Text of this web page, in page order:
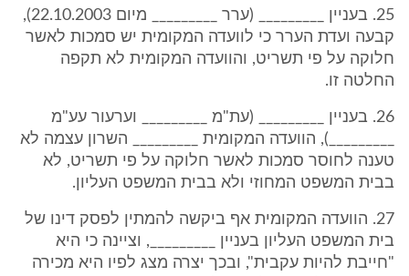
25. בעניין _________ (ערר _________ מיום 22.10.2003),
קבעה ועדת הערר כי לוועדה המקומית יש סמכות לאשר
חלוקה על פי תשריט, והוועדה המקומית לא תקפה
החלטה זו.
26. בעניין _________ (עת"מ _________ וערעור עע"מ
_________), הוועדה המקומית _________ השרון עצמה לא
טענה לחוסר סמכות לאשר חלוקה על פי תשריט, לא
בבית המשפט המחוזי ולא בבית המשפט העליון.
27. הוועדה המקומית אף ביקשה להמתין לפסק דינו של
בית המשפט העליון בעניין _________, וציינה כי היא
"חייבת להיות עקבית", ובכך יצרה מצג לפיו היא מכירה